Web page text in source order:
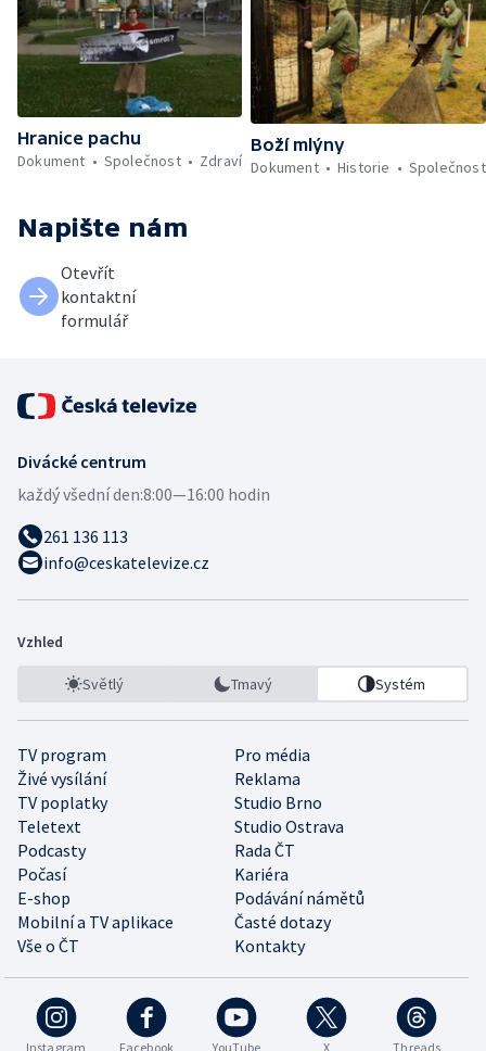
Hranice pachu
Dokument
Společnost Zdraví
Boží mlýny
Dokument
Historie Společnost
Napište nám
Otevřít
kontaktní
formulář
Divácké centrum
každý všední den:8:00—16:00 hodin
261 136 113
info@ceskatelevize.cz
Vzhled
Světlý Tmavý Systém
TV program
Pro média
Živé vysílání
Reklama
TV poplatky
Studio Brno
Teletext
Studio Ostrava
Podcasty
Rada ČT
Počasí
Kariéra
E-shop
Podávání námětů
Mobilní a TV aplikace
Časté dotazy
Vše o ČT
Kontakty
Instagram Facebook YouTube X Threads